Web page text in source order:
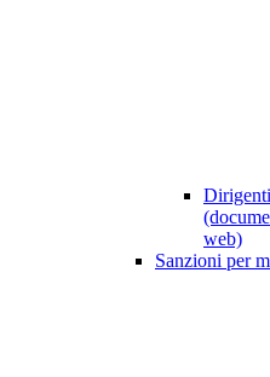
web)
Sanzioni per